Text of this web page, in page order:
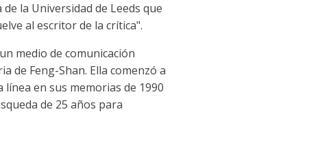
la Universidad de Leeds que
al escritor de la crítica".
medio de comunicación
de Feng-Shan. Ella comenzó a
en sus memorias de 1990
de 25 años para